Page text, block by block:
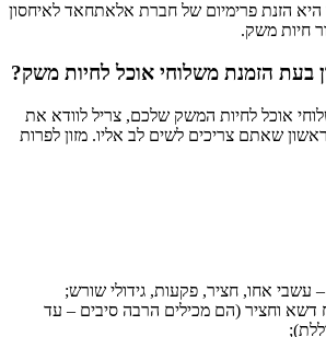
הזנת פרימיום של חברת אלאתחאד לאיחסון
חיות משק.
בעת הזמנת משלוחי אוכל לחיות משק?
אוכל לחיות המשק שלכם, צריל לוודא את
שאתם צריכים לשים לב אליו. מזון לפרות
– עשבי אחו, חציר, פקעות, גידולי שורש;
וחציר (הם מכילים הרבה סיבים – עד